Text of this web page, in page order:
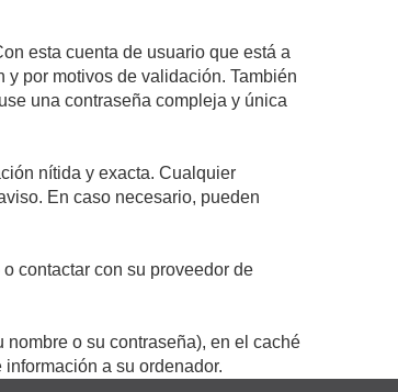
esta cuenta de usuario que está a
y por motivos de validación. También
una contraseña compleja y única
nítida y exacta. Cualquier
En caso necesario, pueden
contactar con su proveedor de
o su contraseña), en el caché
a su ordenador.